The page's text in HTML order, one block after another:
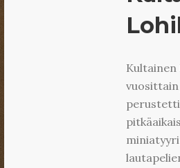
Kultainen